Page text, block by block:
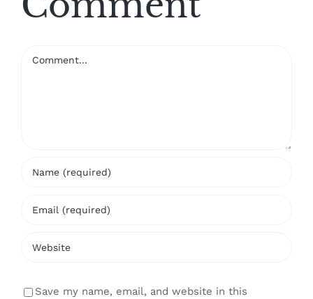
Save my name, email, and website in this